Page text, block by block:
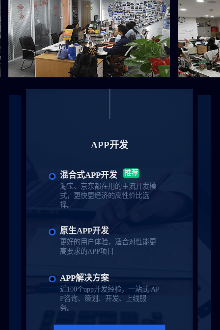
APP开发
混合式APP开发
推荐
淘宝、京东都在用的主流开发模
式，更快更经济的高性价比选
择。
原生APP开发
更好的用户体验，适合对性能更
高要求的APP项目
APP解决方案
近100个app开发经验，一站式 AP
P咨询、策划、开发、上线服
务。